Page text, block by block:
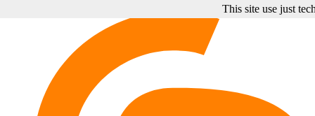
This site use just